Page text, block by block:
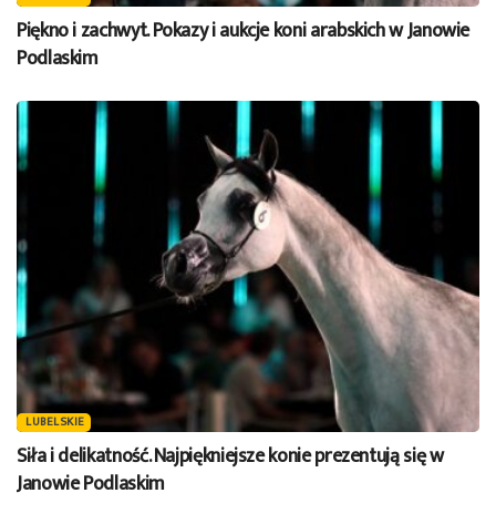
Piękno i zachwyt. Pokazy i aukcje koni arabskich w Janowie
Podlaskim
LUBELSKIE
Siła i delikatność. Najpiękniejsze konie prezentują się w
Janowie Podlaskim